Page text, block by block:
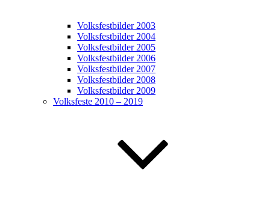
Volksfestbilder 2003
Volksfestbilder 2004
Volksfestbilder 2005
Volksfestbilder 2006
Volksfestbilder 2007
Volksfestbilder 2008
Volksfestbilder 2009
Volksfeste 2010 – 2019